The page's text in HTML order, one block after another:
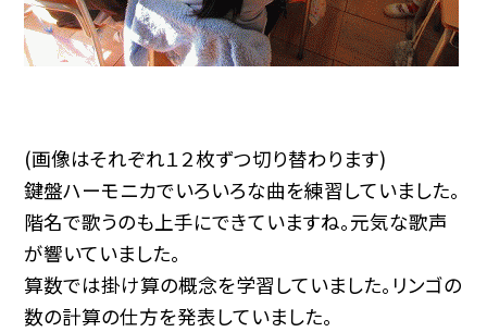
(画像はそれぞれ１２枚ずつ切り替わります)
鍵盤ハーモニカでいろいろな曲を練習していました。
階名で歌うのも上手にできていますね。元気な歌声
が響いていました。
算数では掛け算の概念を学習していました。リンゴの
数の計算の仕方を発表していました。